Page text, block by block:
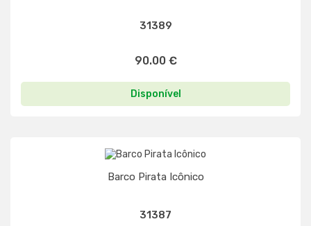
31389
90.00 €
Disponível
Barco Pirata Icônico
31387